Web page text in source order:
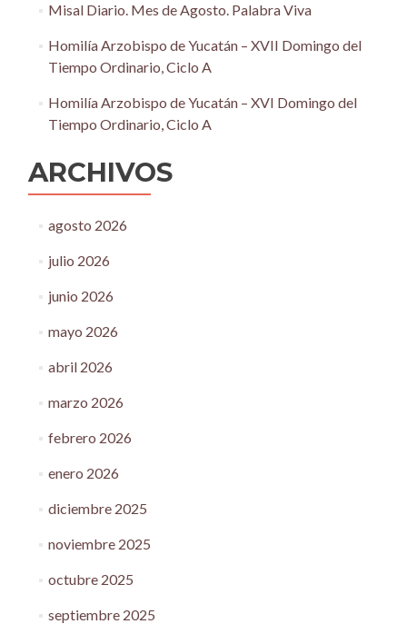
Misal Diario. Mes de Agosto. Palabra Viva
Homilía Arzobispo de Yucatán – XVII Domingo del
Tiempo Ordinario, Ciclo A
Homilía Arzobispo de Yucatán – XVI Domingo del
Tiempo Ordinario, Ciclo A
ARCHIVOS
agosto 2026
julio 2026
junio 2026
mayo 2026
abril 2026
marzo 2026
febrero 2026
enero 2026
diciembre 2025
noviembre 2025
octubre 2025
septiembre 2025